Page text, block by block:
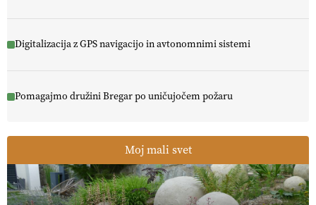
Digitalizacija z GPS navigacijo in avtonomnimi sistemi
Pomagajmo družini Bregar po uničujočem požaru
Moj mali svet